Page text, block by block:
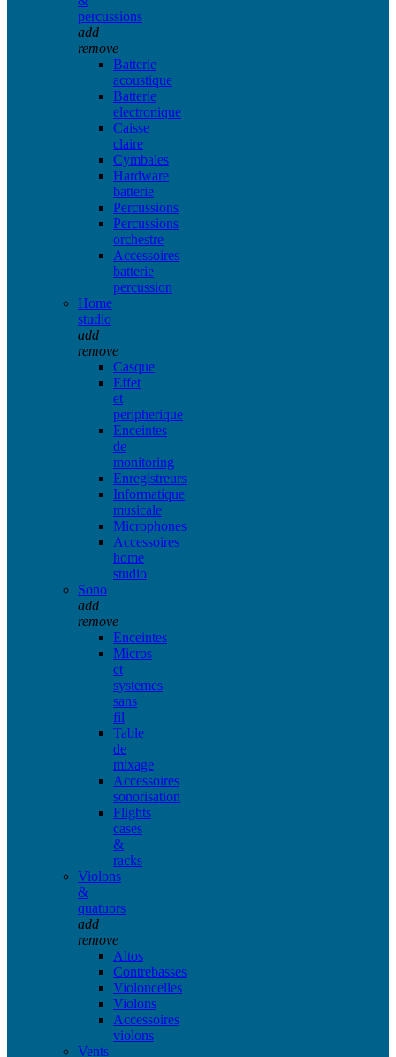
percussions
add
remove
Batterie
acoustique
Batterie
electronique
Caisse
claire
Cymbales
Hardware
batterie
Percussions
Percussions
orchestre
Accessoires
batterie
percussion
Home
studio
add
remove
Casque
Effet
et
peripherique
Enceintes
de
monitoring
Enregistreurs
Informatique
musicale
Microphones
Accessoires
home
studio
Sono
add
remove
Enceintes
Micros
et
systemes
sans
fil
Table
de
mixage
Accessoires
sonorisation
Flights
cases
&
racks
Violons
&
quatuors
add
remove
Altos
Contrebasses
Violoncelles
Violons
Accessoires
violons
Vents